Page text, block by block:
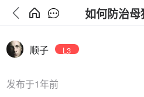
如何防治
顺子 L3
发布于1年前